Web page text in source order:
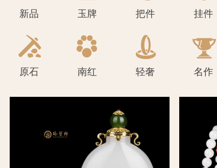
新品 玉牌 把件 挂件
原石 南红 轻奢 名作